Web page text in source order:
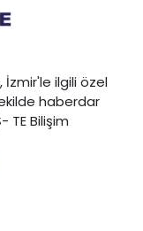
ilgili özel
haberdar
TE Bilişim